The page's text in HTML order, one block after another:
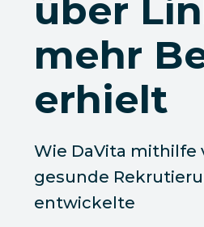
über
mehr
erhielt
Wie DaVita mithilfe
gesunde
entwickelte